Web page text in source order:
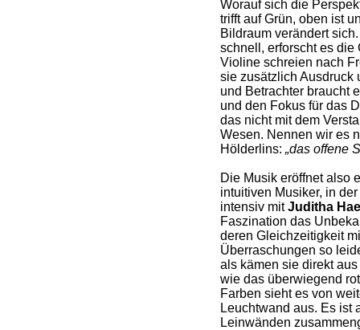
Worauf sich die
trifft auf Grün, oben ist
Bildraum verändert
schnell, erforscht es die
Violine schreien nach
sie zusätzlich Ausdruck
und Betrachter braucht
und den Fokus für das
das nicht mit dem
Wesen. Nennen wir es
Hölderlins: „das offene
Die Musik eröffnet also
intuitiven Musiker, in
intensiv mitJuditha
Faszination das
deren Gleichzeitigkeit
Überraschungen so
als kämen sie direkt
wie das überwiegend
Farben sieht es von
Leuchtwand aus. Es ist
Leinwänden